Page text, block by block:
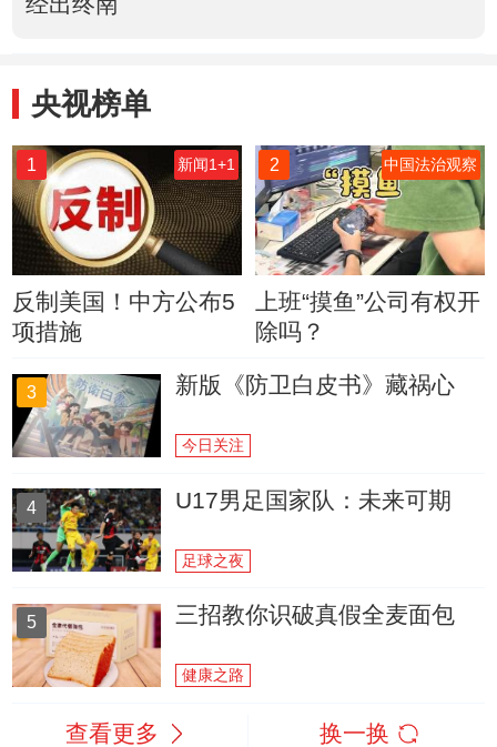
央视榜单
1 新闻1+1
反制美国！中方公布5
项措施
2 中国法治观察
上班“摸鱼”公司有权开
除吗？
3 新版《防卫白皮书》藏祸心
今日关注
4 U17男足国家队：未来可期
足球之夜
5 三招教你识破真假全麦面包
健康之路
查看更多 换一换